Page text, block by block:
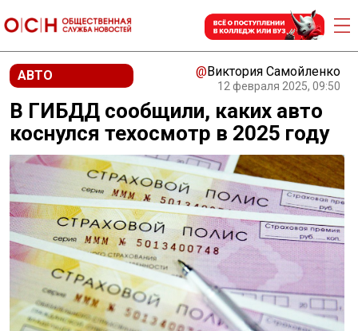
АВТО @Виктория Самойленко
12 февраля 2025, 09:50
В ГИБДД сообщили, каких авто
коснулся техосмотр в 2025 году